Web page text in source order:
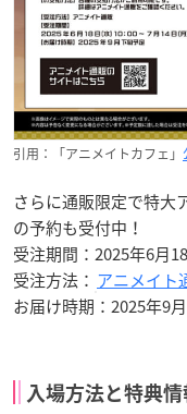
引用：「アニメイトカフェ」
さらに通販限定で特大
の予約も受付中！
受注期間：2025年6月
受注方法： アニメイト
お届け時期：2025年9
入場方法と特典情